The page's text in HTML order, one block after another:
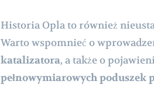
Historia Opla to również
Warto wspomnieć o
katalizatora, a także o
pełnowymiarowych poduszek